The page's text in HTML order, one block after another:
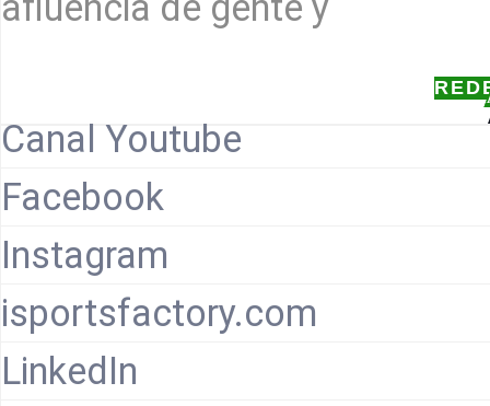
Canal Youtube
Facebook
Instagram
isportsfactory.com
LinkedIn